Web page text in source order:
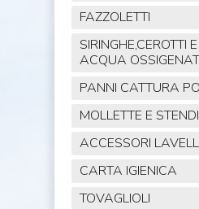
FAZZOLETTI
SIRINGHE,CEROTTI E
ACQUA
PANNI CATTURA
MOLLETTE E
ACCESSORI
CARTA IGIENICA
TOVAGLIOLI